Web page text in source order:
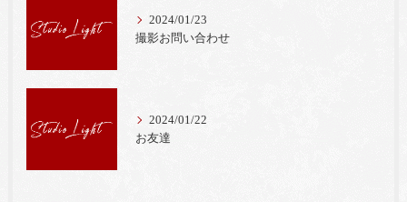
2024/01/23
撮影お問い合わせ
2024/01/22
お友達